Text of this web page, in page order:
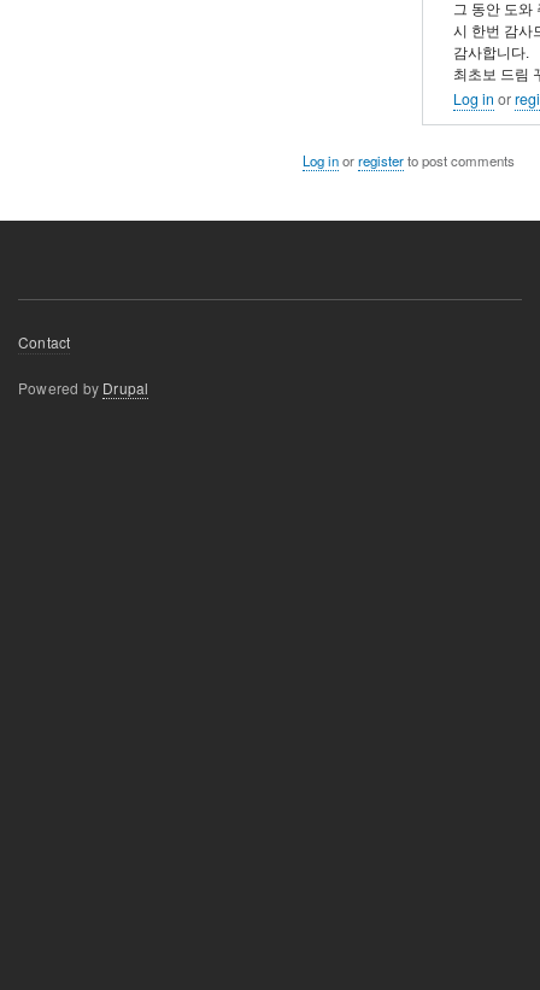
그 동안 도와
시 한번 감사
감사합니다.
최초보 드림
Log in or
Log inorregisterto post comments
Footer
Contact
Powered by Drupal